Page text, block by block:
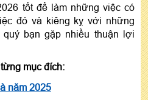
tốt để làm những việc có
đó và kiêng kỵ với những
bạn gặp nhiều thuận lợi
mục đích:
năm 2025